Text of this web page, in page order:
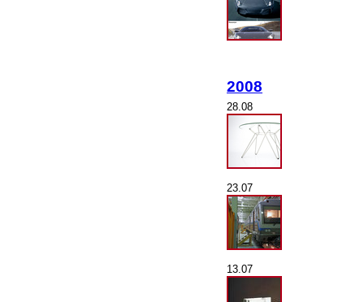
2008
28.08
23.07
13.07